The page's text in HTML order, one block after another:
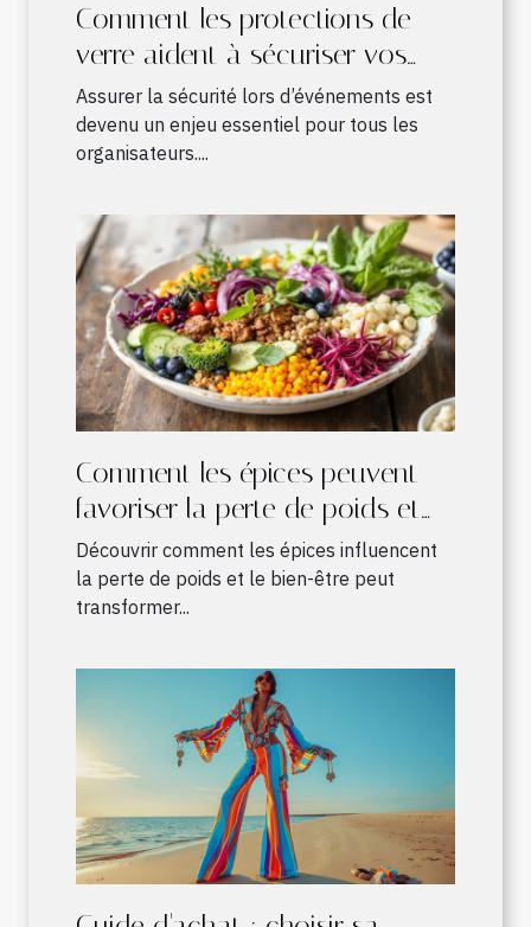
Comment les protections de
verre aident à sécuriser vos
événements ?
Assurer la sécurité lors d’événements est
devenu un enjeu essentiel pour tous les
organisateurs....
Comment les épices peuvent
favoriser la perte de poids et
améliorer le bien-être
Découvrir comment les épices influencent
la perte de poids et le bien-être peut
transformer...